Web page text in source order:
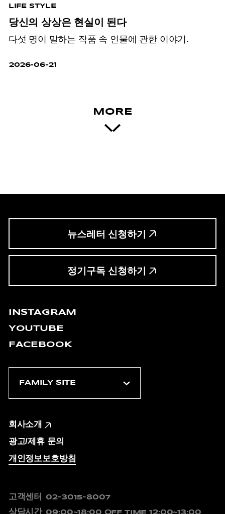
LIFE STYLE
당신의 상상은 현실이 된다
다섯 명이 말하는 작품 속 인물에 관한 이야기.
2026-06-21
MORE
뉴스레터 신청하기
정기구독 신청하기
INSTAGRAM
YOUTUBE
FACEBOOK
회사소개
광고/제휴 문의
개인정보보호방침
고객센터 02-3015-8007
상담시간 09:00~18:00 OFF TIME 12:00~13:00